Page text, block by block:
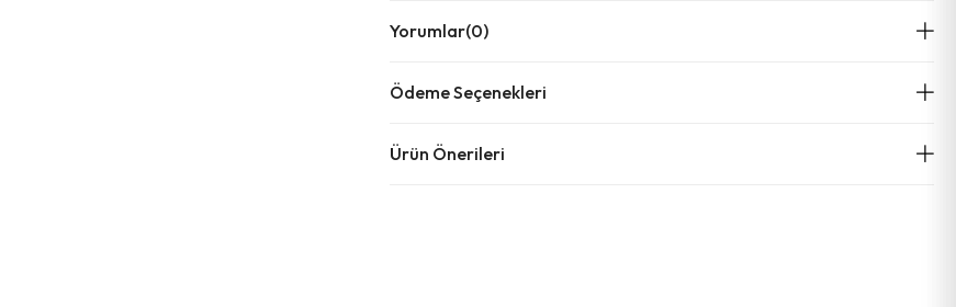
Yorumlar(0)
Ödeme Seçenekleri
Ürün Önerileri